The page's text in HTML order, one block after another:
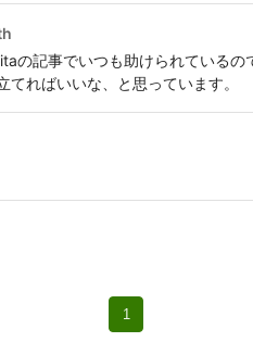
の記事でいつも助けられているの
ればいいな、と思っています。
1